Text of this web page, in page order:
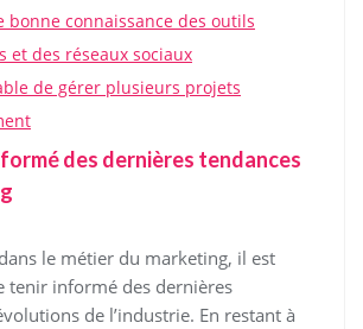
bonne connaissance des outils
et des réseaux sociaux
de gérer plusieurs projets
des dernières tendances
le métier du marketing, il est
tenir informé des dernières
de l’industrie. En restant à